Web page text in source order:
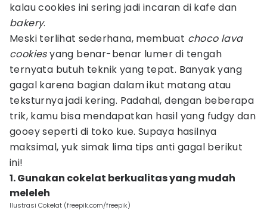
kalau cookies ini sering jadi incaran di kafe dan
bakery.
Meski terlihat sederhana, membuat choco lava
cookiesyang benar-benar lumer di tengah
ternyata butuh teknik yang tepat. Banyak yang
gagal karena bagian dalam ikut matang atau
teksturnya jadi kering. Padahal, dengan beberapa
trik, kamu bisa mendapatkan hasil yang fudgy dan
gooey seperti di toko kue. Supaya hasilnya
maksimal, yuk simak lima tips anti gagal berikut
ini!
1. Gunakan cokelat berkualitas yang mudah
meleleh
Ilustrasi Cokelat (freepik.com/freepik)